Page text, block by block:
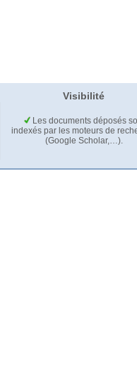
Visibilité
Les documents déposés
indexés par les moteurs de
(Google Scholar,…).